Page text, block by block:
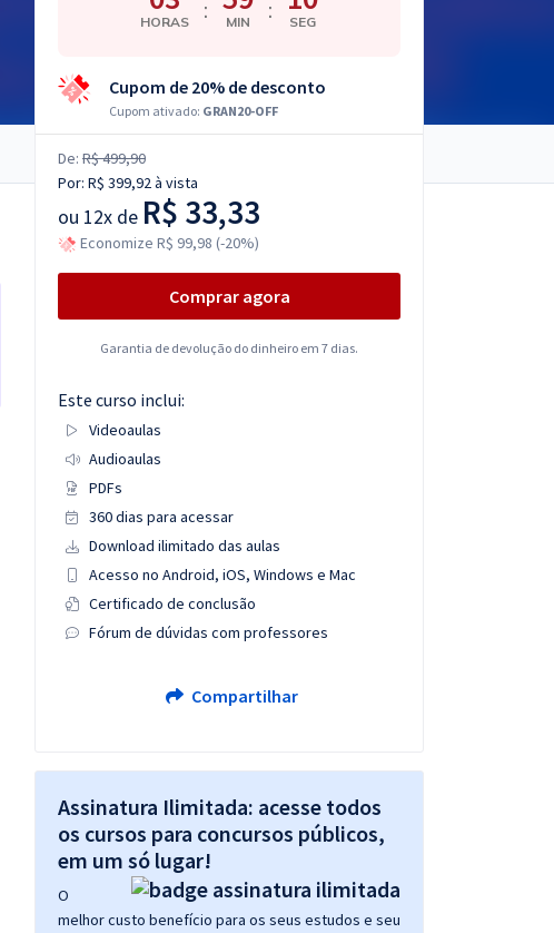
HORAS : MIN : SEG
Cupom de 20% de desconto
Cupom ativado: GRAN20-OFF
De: R$ 499,90
Por: R$ 399,92à vista
ou 12x de R$ 33,33
Economize R$ 99,98 (-20%)
Comprar agora
Garantia de devolução do dinheiro em 7 dias.
Este curso inclui:
Videoaulas
Audioaulas
PDFs
360 dias para acessar
Download ilimitado das aulas
Acesso no Android, iOS, Windows e Mac
Certificado de conclusão
Fórum de dúvidas com professores
Compartilhar
Assinatura Ilimitada: acesse todos
os cursos para concursos públicos,
em um só lugar!
O
melhor custo benefício para os seus estudos e seu